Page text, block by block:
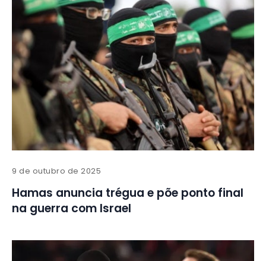
9 de outubro de 2025
Hamas anuncia trégua e põe ponto final
na guerra com Israel